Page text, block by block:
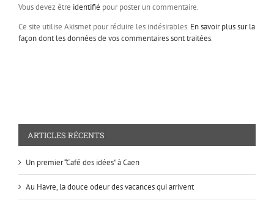
Vous devez être identifié pour poster un commentaire.
Ce site utilise Akismet pour réduire les indésirables. En savoir plus sur la
façon dont les données de vos commentaires sont traitées.
ARTICLES RÉCENTS
Un premier “Café des idées” à Caen
Au Havre, la douce odeur des vacances qui arrivent